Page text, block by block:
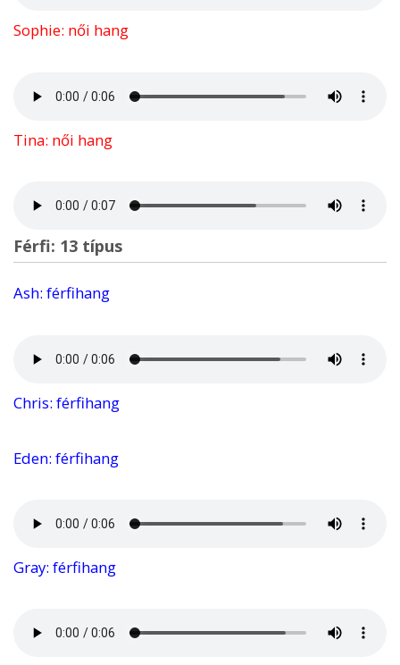
Sophie: női hang
Tina: női hang
Férfi: 13 típus
Ash: férfihang
Chris: férfihang
Eden: férfihang
Gray: férfihang